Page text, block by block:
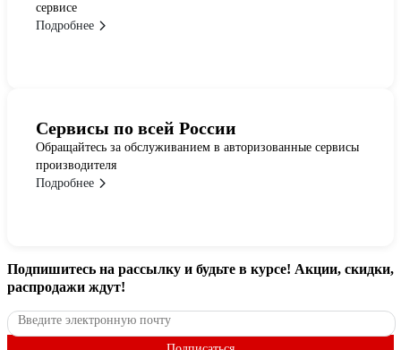
сервисе
Подробнее
Сервисы по всей России
Обращайтесь за обслуживанием в авторизованные сервисы
производителя
Подробнее
Подпишитесь на рассылку и будьте в курсе! Акции, скидки,
распродажи ждут!